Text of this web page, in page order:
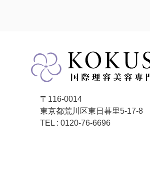
〒116-0014
東京都荒川区東日暮里5-17-8
TEL : 0120-76-6696